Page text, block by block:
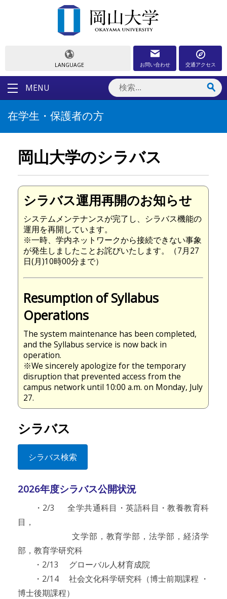
LANGUAGE お問い合わせ 交通アクセス
MENU
在学生・保護者の方
岡山大学のシラバス
シラバス運用再開のお知らせ
システムメンテナンスが完了し、シラバス機能の
運用を再開しています。
※一時、学内ネットワークから接続できない事象
が発生しましたことお詫びいたします。（7月27
日(月)10時00分まで）
Resumption of Syllabus
Operations
The system maintenance has been completed,
and the Syllabus service is now back in
operation.
※We sincerely apologize for the temporary
disruption that prevented access from the
campus network until 10:00 a.m. on Monday, July
27.
シラバス
シラバス検索
2026年度シラバス公開状況
・2/3 全学共通科目・英語科目・教養教育科
目，
文学部，教育学部，法学部，経済学
部，教育学研究科
・2/13 グローバル人材育成院
・2/14 社会文化科学研究科（博士前期課程 ・
博士後期課程）